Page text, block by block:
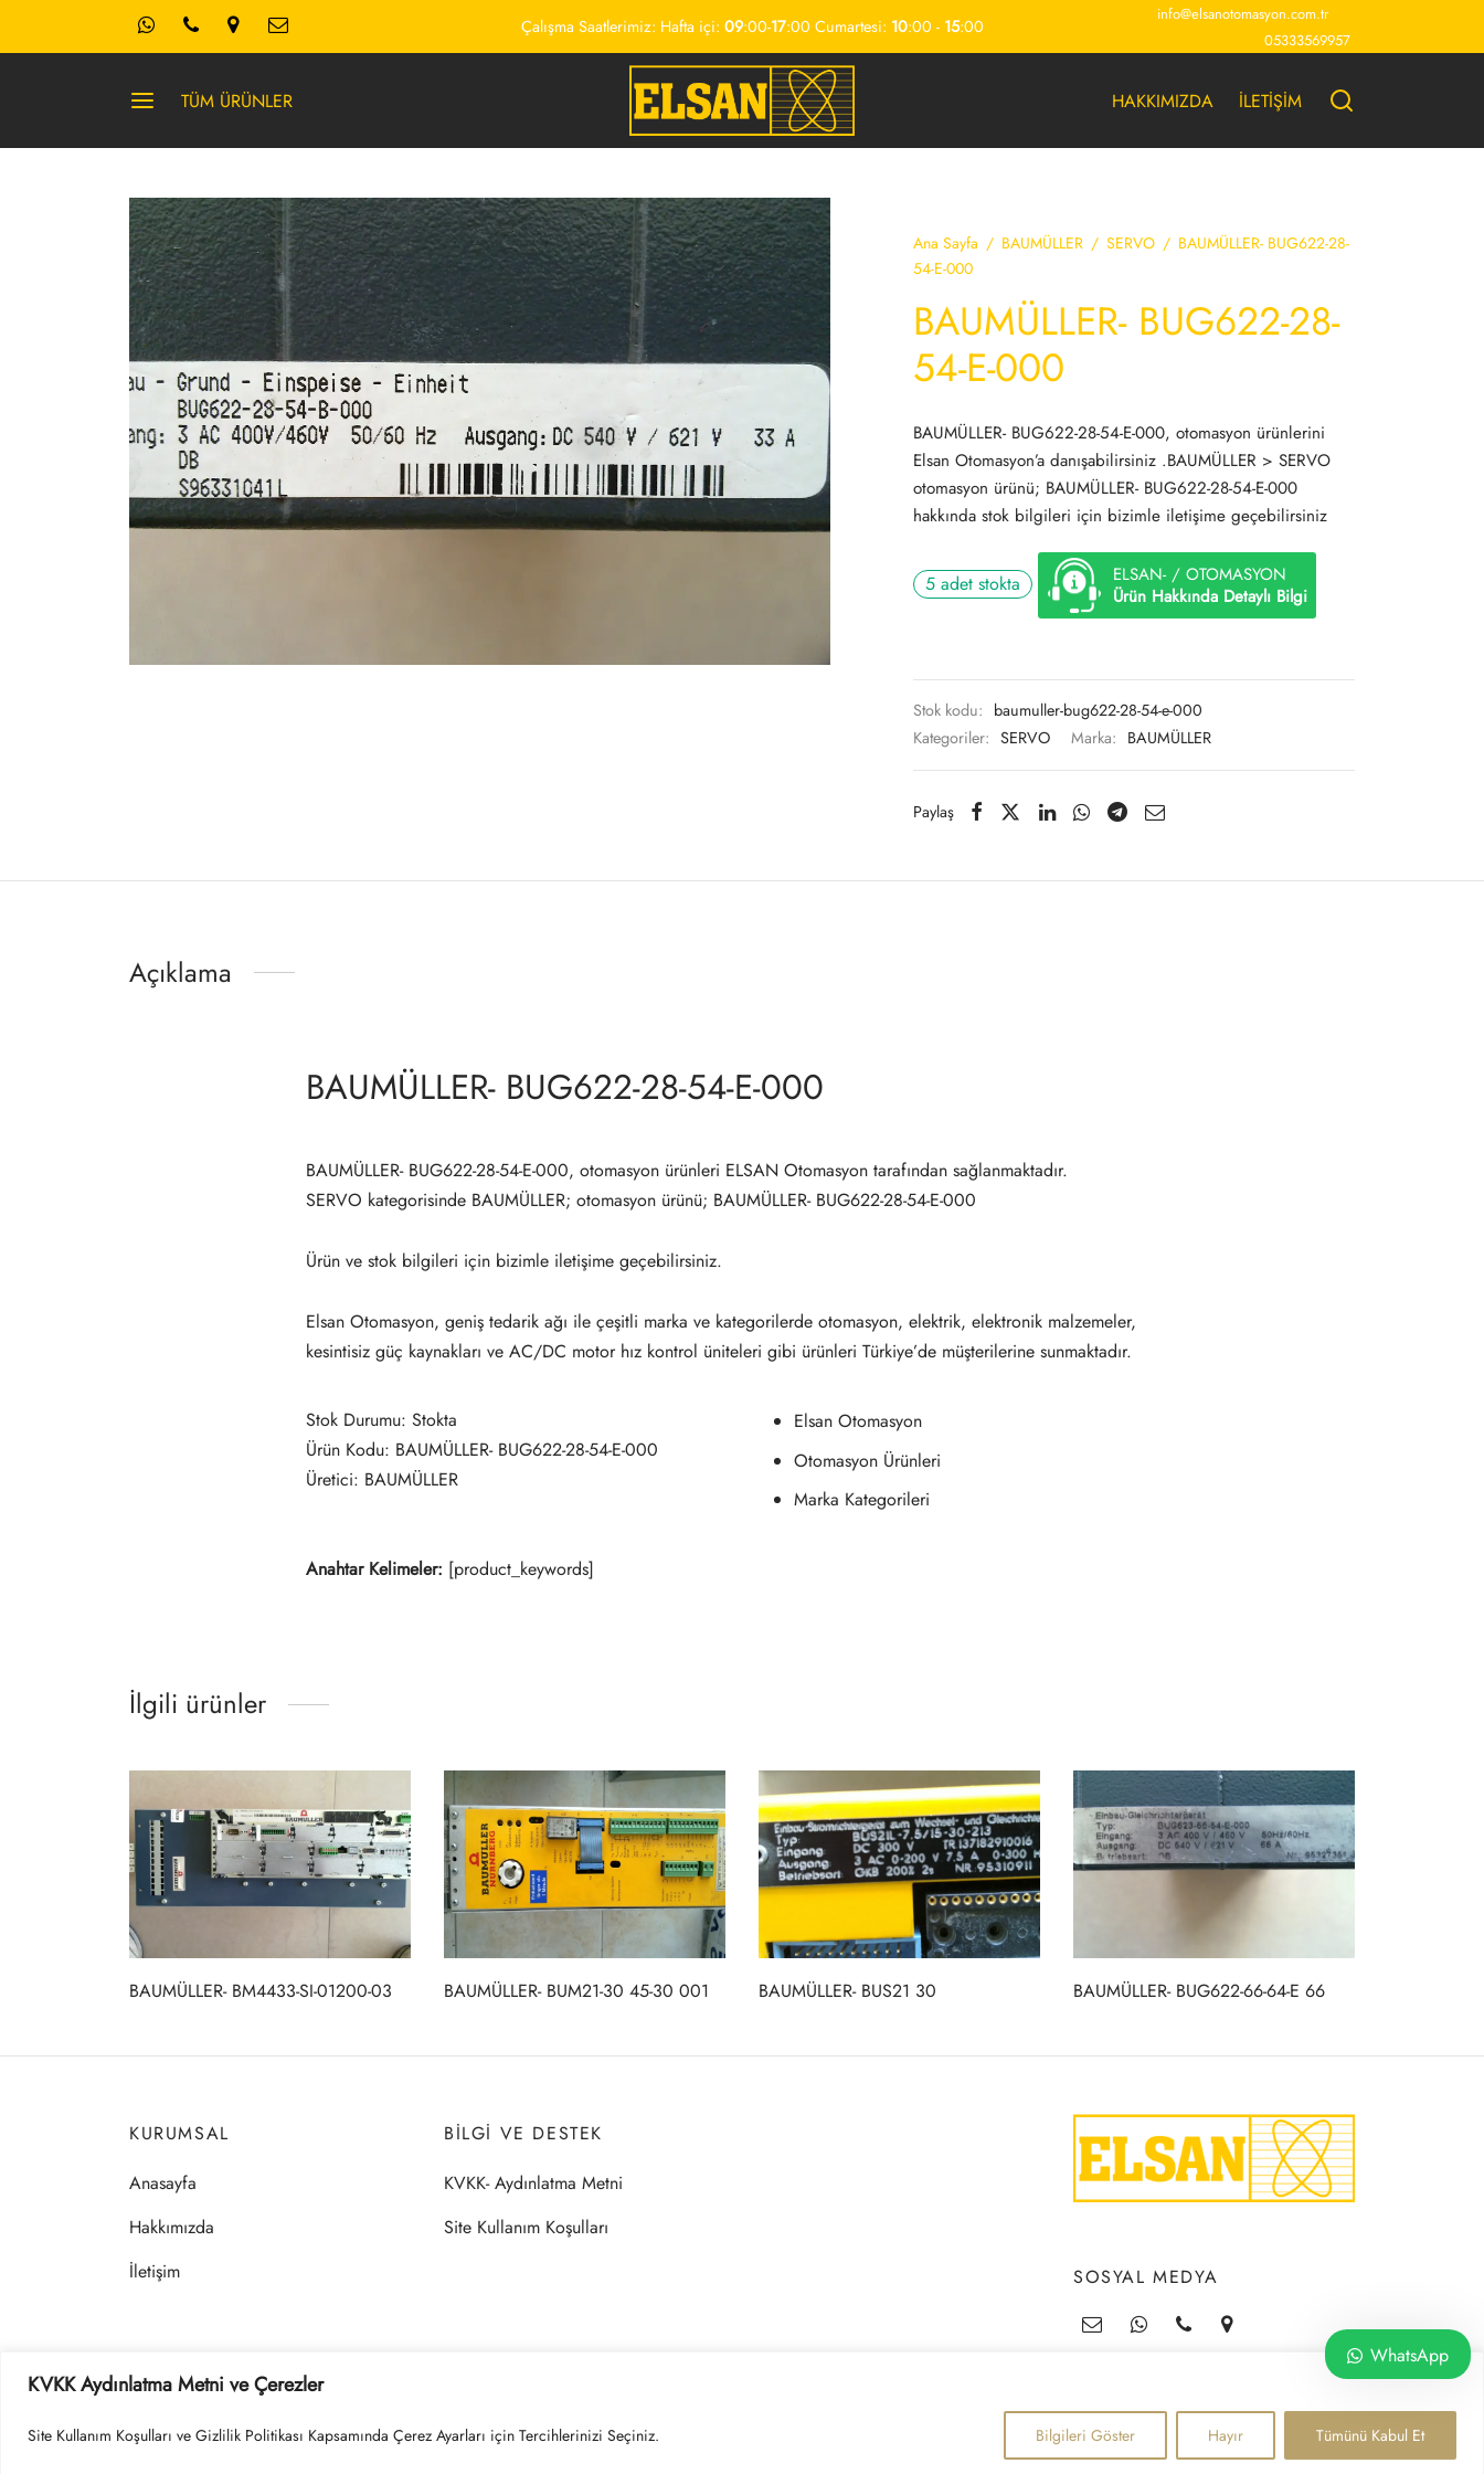
KVKK Aydınlatma Metni ve Çerezler
Site Kullanım Koşulları ve Gizlilik Politikası Kapsamında Çerez Ayarları için Tercihlerinizi Seçiniz. Bilgileri Göster Hayır Tümünü Kabul Et
Çalışma Saatlerimiz: Hafta içi: 09:00-17:00 Cumartesi: 10:00 - 15:00
info@elsanotomasyon.com.tr
05333569957
TÜM ÜRÜNLER HAKKIMIZDA İLETİŞİM
Ana Sayfa / BAUMÜLLER / SERVO / BAUMÜLLER- BUG622-28-
54-E-000
BAUMÜLLER- BUG622-28-
54-E-000
BAUMÜLLER- BUG622-28-54-E-000, otomasyon ürünlerini
Elsan Otomasyon’a danışabilirsiniz .BAUMÜLLER > SERVO
otomasyon ürünü; BAUMÜLLER- BUG622-28-54-E-000
hakkında stok bilgileri için bizimle iletişime geçebilirsiniz
5 adet stokta
ELSAN- / OTOMASYON
Ürün Hakkında Detaylı Bilgi
Stok kodu: baumuller-bug622-28-54-e-000
Kategoriler: SERVO Marka: BAUMÜLLER
Paylaş
Açıklama
BAUMÜLLER- BUG622-28-54-E-000
BAUMÜLLER- BUG622-28-54-E-000, otomasyon ürünleri ELSAN Otomasyon tarafından sağlanmaktadır.
SERVO kategorisinde BAUMÜLLER; otomasyon ürünü; BAUMÜLLER- BUG622-28-54-E-000
Ürün ve stok bilgileri için bizimle iletişime geçebilirsiniz.
Elsan Otomasyon, geniş tedarik ağı ile çeşitli marka ve kategorilerde otomasyon, elektrik, elektronik malzemeler,
kesintisiz güç kaynakları ve AC/DC motor hız kontrol üniteleri gibi ürünleri Türkiye’de müşterilerine sunmaktadır.
Stok Durumu: Stokta
Ürün Kodu: BAUMÜLLER- BUG622-28-54-E-000
Üretici: BAUMÜLLER
Elsan Otomasyon
Otomasyon Ürünleri
Marka Kategorileri
Anahtar Kelimeler: [product_keywords]
İlgili ürünler
BAUMÜLLER- BM4433-SI-01200-03 BAUMÜLLER- BUM21-30 45-30 001 BAUMÜLLER- BUS21 30 BAUMÜLLER- BUG622-66-64-E 66
KURUMSAL
Anasayfa
Hakkımızda
İletişim
BILGI VE DESTEK
KVKK- Aydınlatma Metni
Site Kullanım Koşulları
SOSYAL MEDYA
Çerez Politikası ©2026 ELSAN OTOMASYON
WhatsApp